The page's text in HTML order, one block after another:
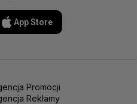
App Store
Promocji
Reklamy